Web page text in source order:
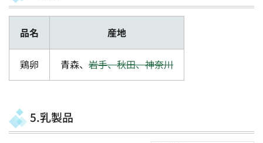
品名 産地
鶏卵 青森、 岩手、秋田、神奈川
5.乳製品